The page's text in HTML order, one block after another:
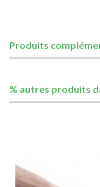
Produits
% autres produits